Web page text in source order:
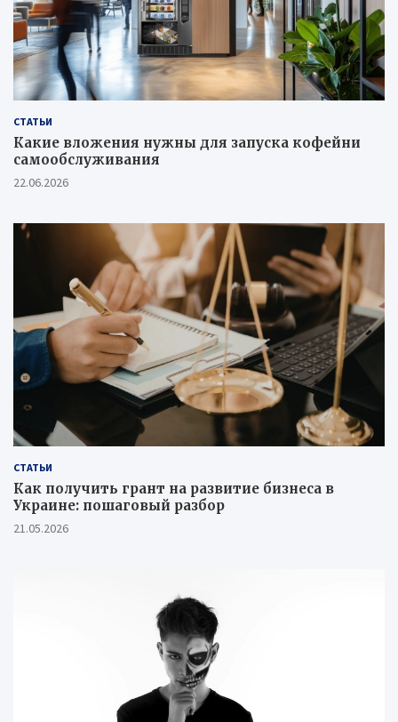
СТАТЬИ
Какие вложения нужны для запуска кофейни
самообслуживания
22.06.2026
СТАТЬИ
Как получить грант на развитие бизнеса в
Украине: пошаговый разбор
21.05.2026